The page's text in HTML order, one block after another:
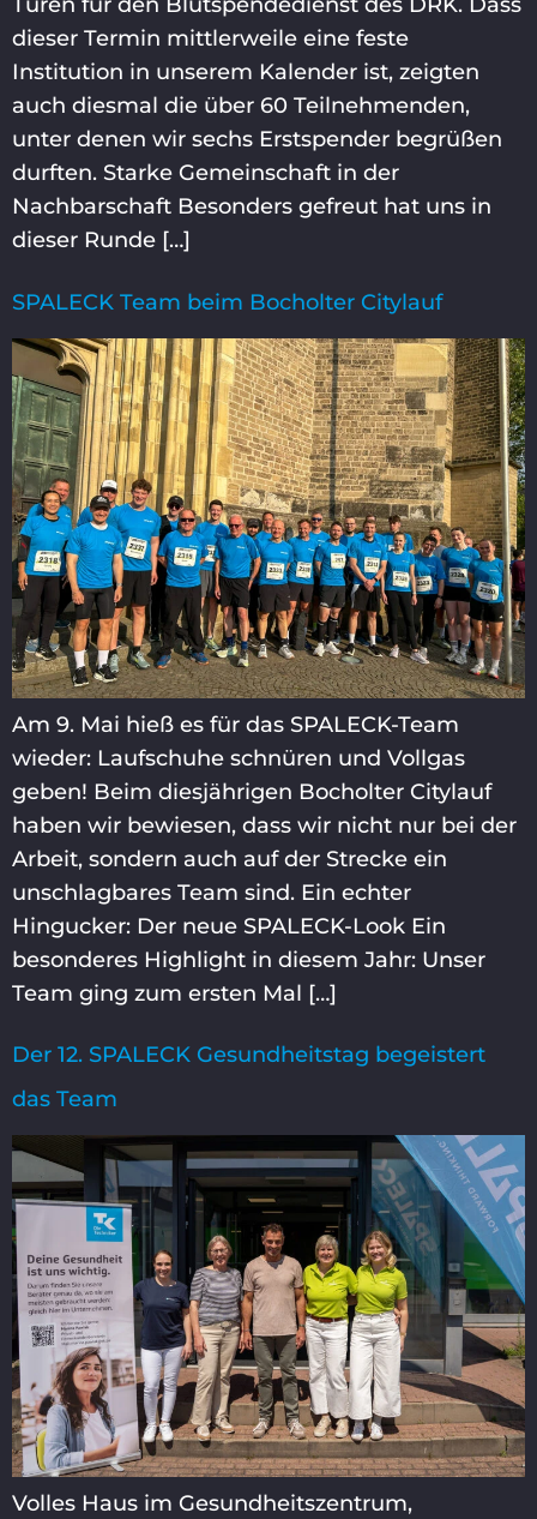
dieser Termin mittlerweile eine feste
Institution in unserem Kalender ist, zeigten
auch diesmal die über 60 Teilnehmenden,
unter denen wir sechs Erstspender begrüßen
durften. Starke Gemeinschaft in der
Nachbarschaft Besonders gefreut hat uns in
dieser Runde […]
SPALECK Team beim Bocholter Citylauf
Am 9. Mai hieß es für das SPALECK-Team
wieder: Laufschuhe schnüren und Vollgas
geben! Beim diesjährigen Bocholter Citylauf
haben wir bewiesen, dass wir nicht nur bei der
Arbeit, sondern auch auf der Strecke ein
unschlagbares Team sind. Ein echter
Hingucker: Der neue SPALECK-Look Ein
besonderes Highlight in diesem Jahr: Unser
Team ging zum ersten Mal […]
Der 12. SPALECK Gesundheitstag begeistert
das Team
Volles Haus im Gesundheitszentrum,